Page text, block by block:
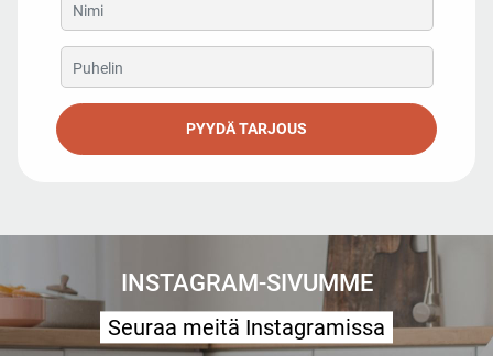
PYYDÄ TARJOUS
INSTAGRAM-SIVUMME
Seuraa meitä Instagramissa